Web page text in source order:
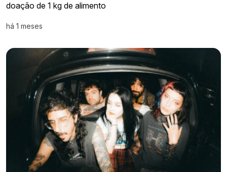
doação de 1 kg de alimento
há 1 meses